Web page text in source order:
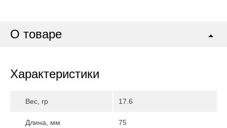
О товаре
Характеристики
Вес, гр 17.6
Длина, мм 75